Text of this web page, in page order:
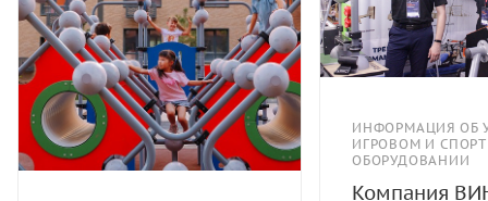
ИНФОРМАЦИЯ ОБ
ИГРОВОМ И
ОБОРУДОВАНИИ
Компания